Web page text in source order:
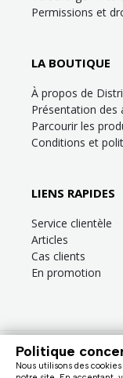
Permissions et
LA BOUTIQUE
À propos de
Présentation des
Parcourir les
Conditions et
LIENS RAPIDES
Service clientèle
Articles
Cas clients
En promotion
Besoin d’aide?
Politique
Nous utilisons des